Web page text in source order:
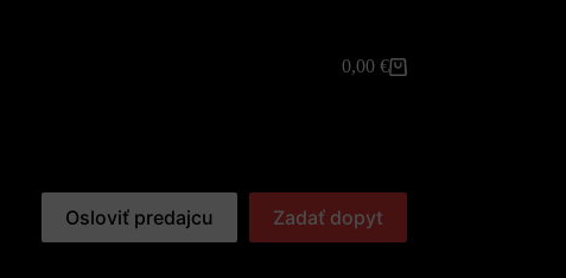
Shopping
0,00 €
Osloviť predajcu Zadať dopyt